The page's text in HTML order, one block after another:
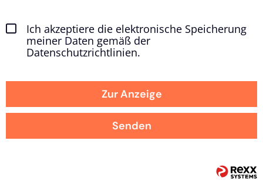
Ich akzeptiere die elektronische Speicherung
meiner Daten gemäß der
Datenschutzrichtlinien.
Zur Anzeige
Senden